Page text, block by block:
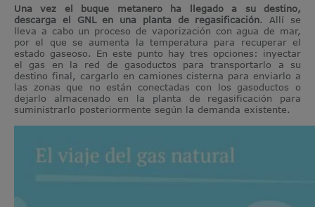
Una vez el buque metanero ha llegado a su destino,
descarga el GNL en una planta de regasificación. Allí se
lleva a cabo un proceso de vaporización con agua de mar,
por el que se aumenta la temperatura para recuperar el
estado gaseoso. En este punto hay tres opciones: inyectar
el gas en la red de gasoductos para transportarlo a su
destino final, cargarlo en camiones cisterna para enviarlo a
las zonas que no están conectadas con los gasoductos o
dejarlo almacenado en la planta de regasificación para
suministrarlo posteriormente según la demanda existente.